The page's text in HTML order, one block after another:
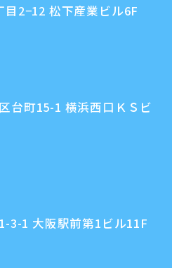
2−12 松下産業ビル6F
台町15-1 横浜西口ＫＳビ
3-1 大阪駅前第1ビル11F